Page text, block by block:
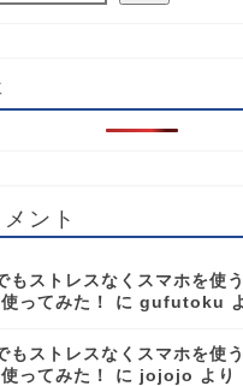
ント
もストレスなくスマホを使
ってみた！
に gufutoku
もストレスなくスマホを使
ってみた！
に jojojo より